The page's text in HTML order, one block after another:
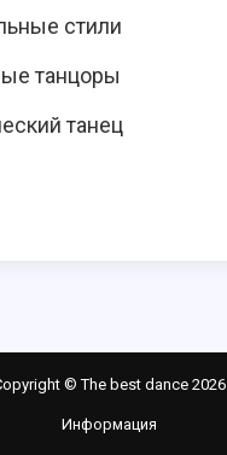
стили
танцоры
танец
© The best dance 2026
Информация